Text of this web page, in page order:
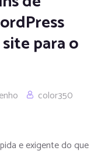
para o
color350
e exigente do que